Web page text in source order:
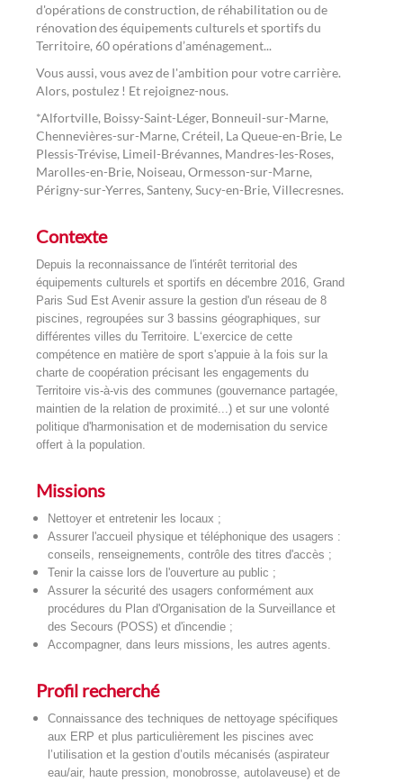
d'opérations de construction, de réhabilitation ou de
rénovation des équipements culturels et sportifs du
Territoire, 60 opérations d’aménagement...
Vous aussi, vous avez de l'ambition pour votre carrière.
Alors, postulez ! Et rejoignez-nous.
*Alfortville, Boissy-Saint-Léger, Bonneuil-sur-Marne,
Chennevières-sur-Marne, Créteil, La Queue-en-Brie, Le
Plessis-Trévise, Limeil-Brévannes, Mandres-les-Roses,
Marolles-en-Brie, Noiseau, Ormesson-sur-Marne,
Périgny-sur-Yerres, Santeny, Sucy-en-Brie, Villecresnes.
Contexte
Depuis la reconnaissance de l'intérêt territorial des
équipements culturels et sportifs en décembre 2016, Grand
Paris Sud Est Avenir assure la gestion d'un réseau de 8
piscines, regroupées sur 3 bassins géographiques, sur
différentes villes du Territoire. L‘exercice de cette
compétence en matière de sport s'appuie à la fois sur la
charte de coopération précisant les engagements du
Territoire vis-à-vis des communes (gouvernance partagée,
maintien de la relation de proximité...) et sur une volonté
politique d'harmonisation et de modernisation du service
offert à la population.
Missions
Nettoyer et entretenir les locaux ;
Assurer l'accueil physique et téléphonique des usagers :
conseils, renseignements, contrôle des titres d'accès ;
Tenir la caisse lors de l'ouverture au public ;
Assurer la sécurité des usagers conformément aux
procédures du Plan d'Organisation de la Surveillance et
des Secours (POSS) et d'incendie ;
Accompagner, dans leurs missions, les autres agents.
Profil recherché
Connaissance des techniques de nettoyage spécifiques
aux ERP et plus particulièrement les piscines avec
l’utilisation et la gestion d’outils mécanisés (aspirateur
eau/air, haute pression, monobrosse, autolaveuse) et de